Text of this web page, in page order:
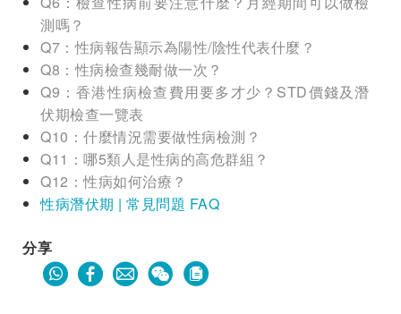
測嗎？
Q7：性病報告顯示為陽性/陰性代表什麼？
Q8：性病檢查幾耐做一次？
Q9：香港性病檢查費用要多才少？STD價錢及潛
伏期檢查一覽表
Q10：什麼情況需要做性病檢測？
Q11：哪5類人是性病的高危群組？
Q12：性病如何治療？
性病潛伏期 | 常見問題 FAQ
分享